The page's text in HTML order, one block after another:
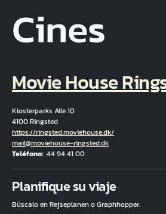
Cines
Movie House
Klosterparks Alle 10
4100 Ringsted
Hjemmeside
https://ringsted.moviehouse.dk/
Correo electrónico
mail@moviehouse-ringsted.dk
Teléfono 44 94 41 00
Planifique su viaje
Búscalo en Rejseplanen o Graphhopper.